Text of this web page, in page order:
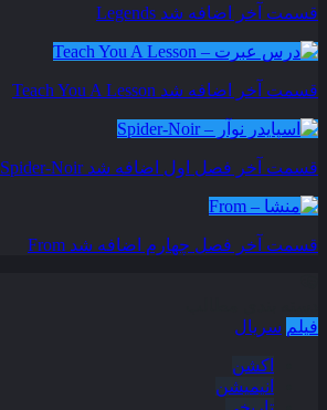
قسمت آخر اضافه شد Legends
قسمت آخر اضافه شد Teach You A Lesson
قسمت آخر فصل اول اضافه شد Spider-Noir
قسمت آخر فصل چهارم اضافه شد From
فیلم سریال
اکشن
انیمیشن